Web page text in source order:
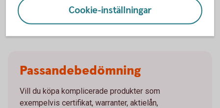
Ta reda på mer omaktielån
Passandebedömning
Vill du köpa komplicerade produkter som
exempelvis certifikat, warranter, aktielån,
Cookie-inställningar